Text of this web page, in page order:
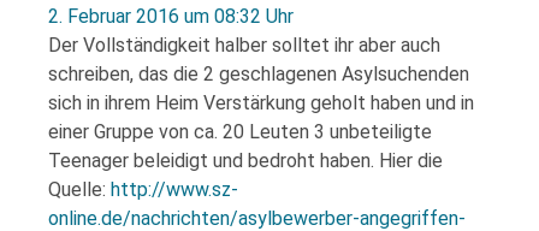
2. Februar 2016 um 08:32 Uhr
Der Vollständigkeit halber solltet ihr aber auch
schreiben, das die 2 geschlagenen Asylsuchenden
sich in ihrem Heim Verstärkung geholt haben und in
einer Gruppe von ca. 20 Leuten 3 unbeteiligte
Teenager beleidigt und bedroht haben. Hier die
Quelle: http://www.sz-
online.de/nachrichten/asylbewerber-angegriffen-